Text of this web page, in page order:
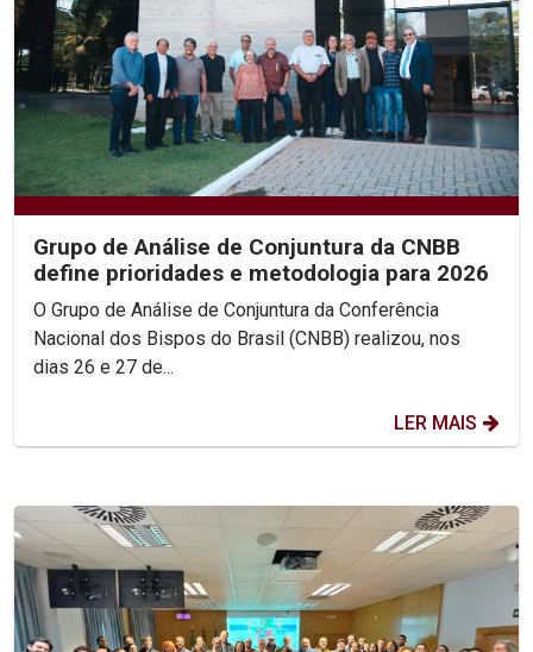
Grupo de Análise de Conjuntura da CNBB
define prioridades e metodologia para 2026
O Grupo de Análise de Conjuntura da Conferência
Nacional dos Bispos do Brasil (CNBB) realizou, nos
dias 26 e 27 de...
LER MAIS